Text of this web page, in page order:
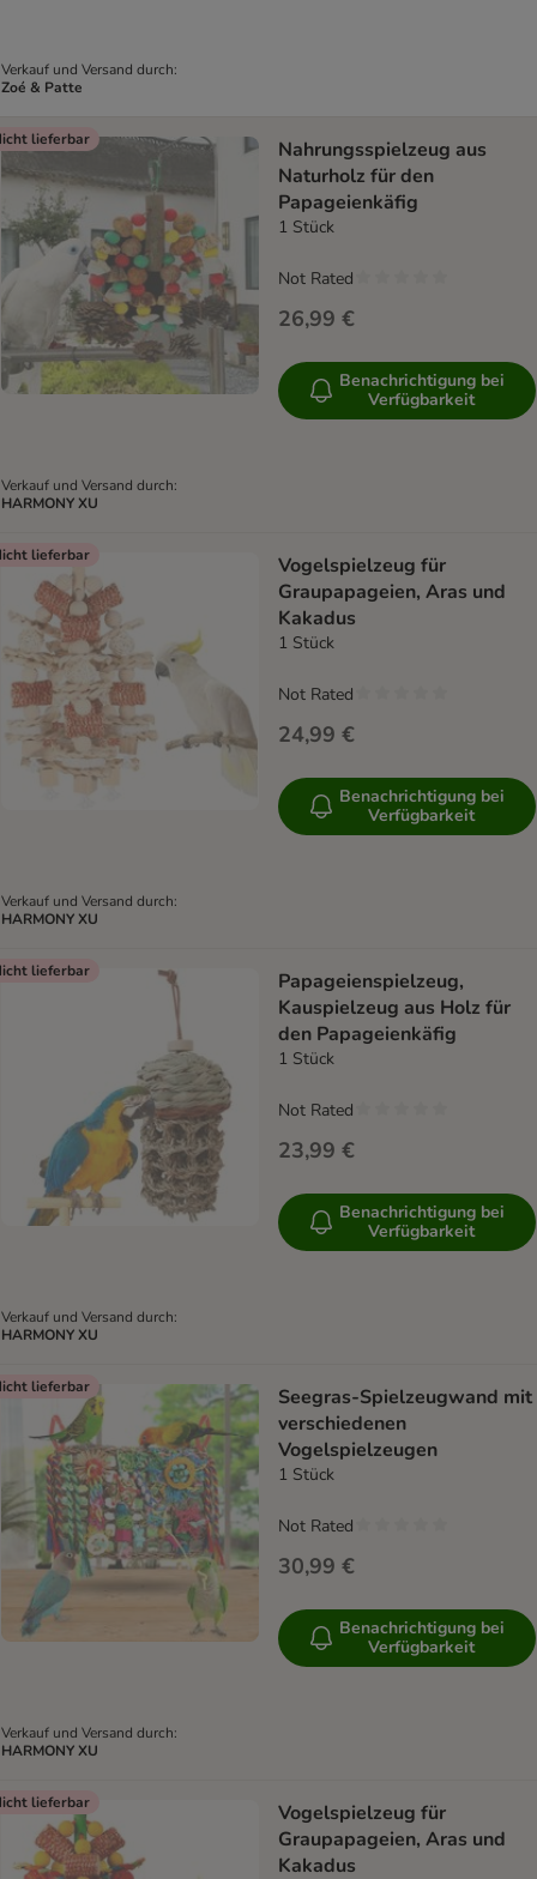
Verkauf und Versand durch:
Zoé & Patte
lieferbar
Verkauf und Versand durch:
HARMONY XU
Nahrungsspielzeug aus
Naturholz für den
Papageienkäfig
1 Stück
26,99 €
Not Rated
Benachrichtigung bei
Verfügbarkeit
lieferbar
Verkauf und Versand durch:
HARMONY XU
Vogelspielzeug für
Graupapageien, Aras und
Kakadus
1 Stück
24,99 €
Not Rated
Benachrichtigung bei
Verfügbarkeit
lieferbar
Verkauf und Versand durch:
HARMONY XU
Papageienspielzeug,
Kauspielzeug aus Holz für
den Papageienkäfig
1 Stück
23,99 €
Not Rated
Benachrichtigung bei
Verfügbarkeit
lieferbar
Verkauf und Versand durch:
HARMONY XU
Seegras-Spielzeugwand mit
verschiedenen
Vogelspielzeugen
1 Stück
30,99 €
Not Rated
Benachrichtigung bei
Verfügbarkeit
lieferbar
Vogelspielzeug für
Graupapageien, Aras und
Kakadus